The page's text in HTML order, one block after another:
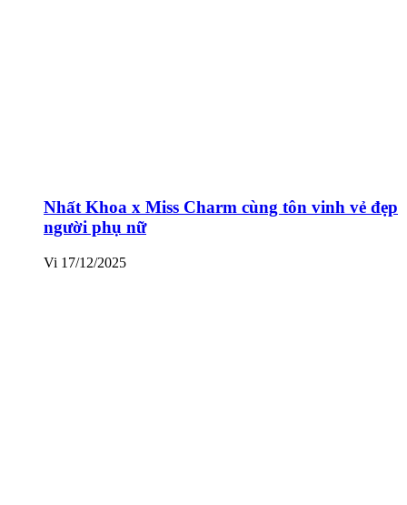
Nhất Khoa x Miss Charm cùng tôn vinh vẻ đẹp
người phụ nữ
Vi 17/12/2025